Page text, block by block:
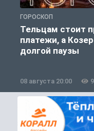
ГОРОСКОП
Тельцам стоит
платежи, а
долгой паузы
08 августа 20:00